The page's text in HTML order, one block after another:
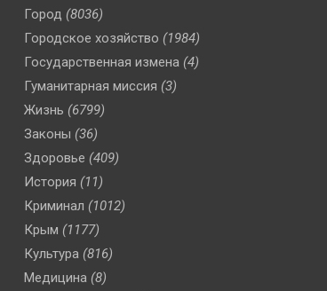
Город (8036)
Городское хозяйство (1984)
Государственная измена (4)
Гуманитарная миссия (3)
Жизнь (6799)
Законы (36)
Здоровье (409)
История (11)
Криминал (1012)
Крым (1177)
Культура (816)
Медицина (8)